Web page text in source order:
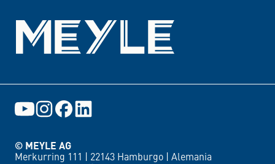
© MEYLE AG
Merkurring 111 | 22143 Hamburgo | Alemania